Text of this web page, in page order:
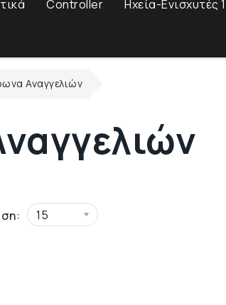
Controller Ηχεία-Ενισχυτές
Αναγγελιών
15